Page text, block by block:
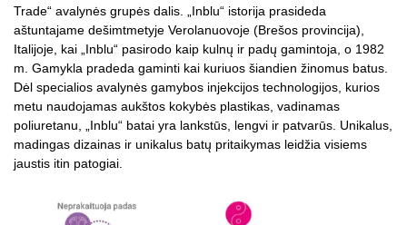
Trade“ avalynės grupės dalis. „Inblu“ istorija prasideda
aštuntajame dešimtmetyje Verolanuovoje (Brešos provincija),
Italijoje, kai „Inblu“ pasirodo kaip kulnų ir padų gamintoja, o 1982
m. Gamykla pradeda gaminti kai kuriuos šiandien žinomus batus.
Dėl specialios avalynės gamybos injekcijos technologijos, kurios
metu naudojamas aukštos kokybės plastikas, vadinamas
poliuretanu, „Inblu“ batai yra lankstūs, lengvi ir patvarūs. Unikalus,
madingas dizainas ir unikalus batų pritaikymas leidžia visiems
jaustis itin patogiai.